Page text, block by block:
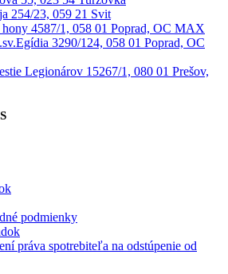
254/23, 059 21 Svit
4587/1, 058 01 Poprad, OC MAX
3290/124, 058 01 Poprad, OC
Legionárov 15267/1, 080 01 Prešov,
podmienky
práva spotrebiteľa na odstúpenie od